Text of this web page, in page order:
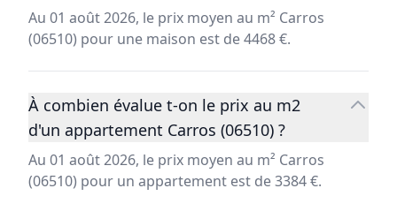
Au 01 août 2026, le prix moyen au m² Carros
(06510) pour une maison est de 4468 €.
À combien évalue t-on le prix au m2
d'un appartement Carros (06510) ?
Au 01 août 2026, le prix moyen au m² Carros
(06510) pour un appartement est de 3384 €.